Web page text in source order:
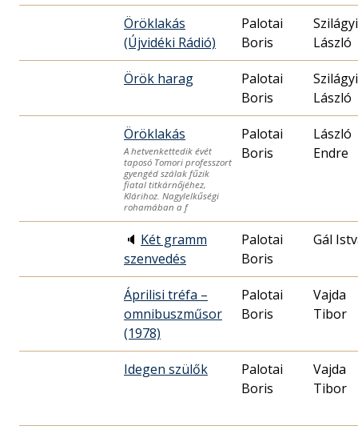
Öröklakás
(Újvidéki Rádió)
Palotai
Boris
Szilágyi
László
Örök harag
Palotai
Boris
Szilágyi
László
Öröklakás
A hetvenkettedik évét
taposó Tomori professzort
gyengéd szálak fűzik
fiatal titkárnőjéhez,
Klárihoz. Nagylelkűségi
rohamában a f
Palotai
Boris
László
Endre
🔈 Két gramm
szenvedés
Palotai
Boris
Gál
Áprilisi tréfa –
omnibuszműsor
(1978)
Palotai
Boris
Vajda
Tibor
Idegen szülők
Palotai
Boris
Vajda
Tibor